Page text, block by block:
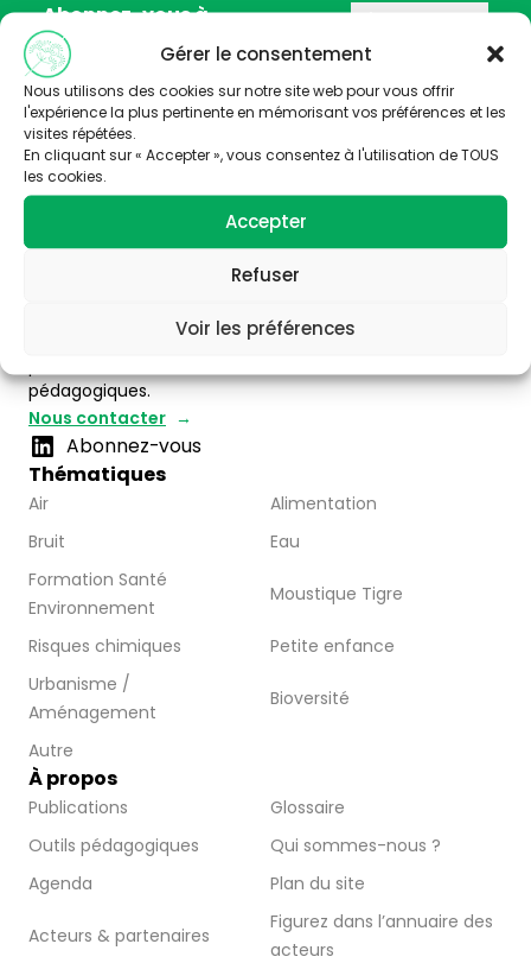
Gérer le consentement
Nous utilisons des cookies sur notre site web pour vous offrir
l'expérience la plus pertinente en mémorisant vos préférences et les
visites répétées.
En cliquant sur « Accepter », vous consentez à l'utilisation de TOUS
les cookies.
Accepter
Refuser
Voir les préférences
Abonnez-vous à
notre newsletter
Trois stratégies éditoriales :
– faire connaître les acteurs de Nouvelle Aquitaine
– Partager l’information disponible à travers la
pédagogiques.
Nous contacter
Abonnez-vous
Thématiques
Air
Alimentation
Bruit
Eau
Formation Santé
Environnement
Moustique Tigre
Risques chimiques
Petite enfance
Urbanisme /
Aménagement
Bioversité
Autre
À propos
Publications
Glossaire
Outils pédagogiques
Qui sommes-nous ?
Agenda
Plan du site
Acteurs & partenaires
Figurez dans l’annuaire des
acteurs